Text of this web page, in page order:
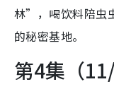
林”，喝饮料陪虫
的秘密基地。
第4集（11/